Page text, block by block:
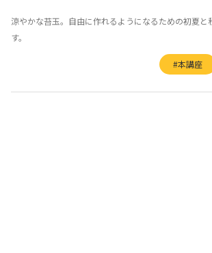
涼やかな苔玉。自由に作れるようになるための初夏と
す。
#本講座